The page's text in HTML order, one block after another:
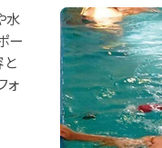
水
ー
と
ォ